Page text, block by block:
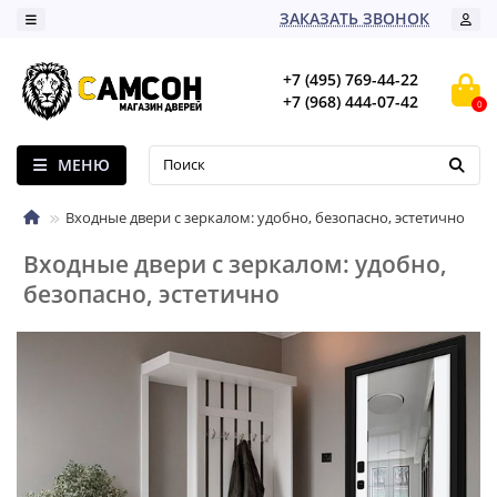
ЗАКАЗАТЬ ЗВОНОК
+7 (495) 769-44-22
+7 (968) 444-07-42
0
МЕНЮ
Входные двери с зеркалом: удобно, безопасно, эстетично
Входные двери с зеркалом: удобно,
безопасно, эстетично